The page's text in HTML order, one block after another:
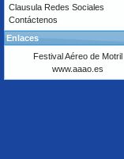
Clausula Redes Sociales
Contáctenos
Enlaces
Festival Aéreo de Motril
www.aaao.es